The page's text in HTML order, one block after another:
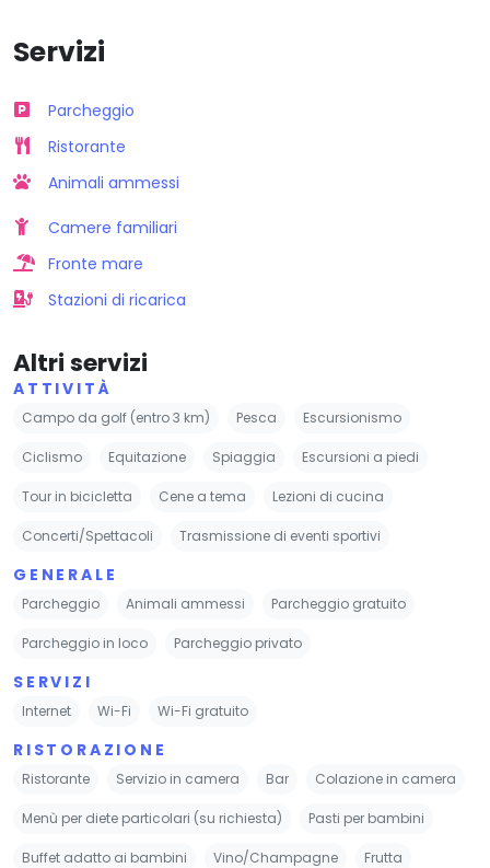
Servizi
Parcheggio
Ristorante
Animali ammessi
Camere familiari
Fronte mare
Stazioni di ricarica
Altri servizi
ATTIVITÀ
Campo da golf (entro 3 km) Pesca Escursionismo
Ciclismo Equitazione Spiaggia Escursioni a piedi
Tour in bicicletta Cene a tema Lezioni di cucina
Concerti/Spettacoli Trasmissione di eventi sportivi
GENERALE
Parcheggio Animali ammessi Parcheggio gratuito
Parcheggio in loco Parcheggio privato
SERVIZI
Internet Wi-Fi Wi-Fi gratuito
RISTORAZIONE
Ristorante Servizio in camera Bar Colazione in camera
Menù per diete particolari (su richiesta) Pasti per bambini
Buffet adatto ai bambini Vino/Champagne Frutta